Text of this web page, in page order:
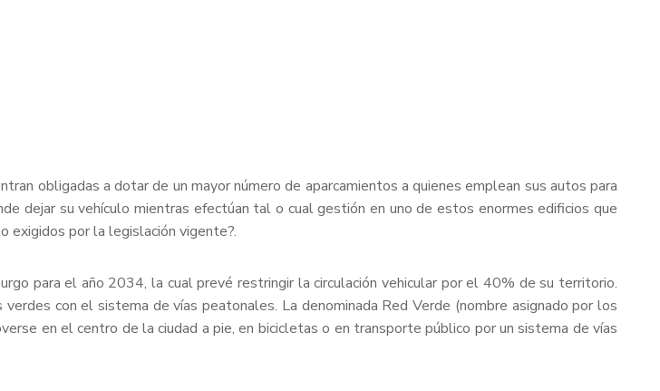
obligadas a dotar de un mayor número de aparcamientos a quienes emplean sus autos para
dejar su vehículo mientras efectúan tal o cual gestión en uno de estos enormes edificios que
exigidos por la legislación vigente?.
para el año 2034, la cual prevé restringir la circulación vehicular por el 40% de su territorio.
con el sistema de vías peatonales. La denominada Red Verde (nombre asignado por los
en el centro de la ciudad a pie, en bicicletas o en transporte público por un sistema de vías